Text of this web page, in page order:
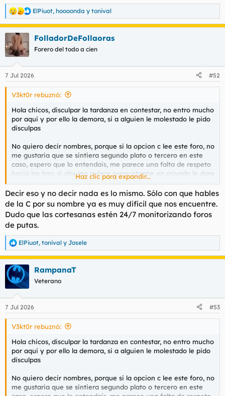
R
e
a
c
i
e
s
ElPiuot, hoooonda y tonival
FolladorDeFollaoras
Forero del todo a cien
7 Jul 2026 #52
V3kt0r rebuznó:
Hola chicos, disculpar la tardanza en contestar, no entro mucho
por aqui y por ello la demora, si a alguien le molestado le pido
disculpas
No quiero decir nombres, porque si la opcion c lee este foro, no
me gustaria que se sintiera segundo plato o tercero en este
caso, espero que lo entendais, me parece una falta de respeto
hacia las tres, si alguien quiere preguntarme en privado le dare
informacion de quienes son y como fue la experiancia
Se trata de una brasileña, conocida y con muy buenos
comentarios, en cuanto a la opcion B, le vere en algun
momento, mi condicion economica no me permite ir todas las
semanas, asi que debo acertar si o si en mis salidas, por eso lo
de la pregunta en ningun momento quise haceros perder el
tiempo y para mi si era importante saber vuestras opiniones
Que finalmente las visite a las 3, pues seguro, pero se
demorara en el tiempo
Capitan Alatriste, en ningum momento quise hacer perder el
tiempo a nadie, siempre que he pensado que mi experiencia
pudiera ayudar a alguien he dado mi opinion, y he escrito
algun FT tambien, pero si tu piensas que no se me tiene que
hacer caso... bueno, repito, no entro mucho y la verdad es que
tenido este hilo
Repito las gracias a todos aquello que han opinado y me han
me han parecido muy instructivos
Haz clic para expandir...
Decir eso y no decir nada es lo mismo. Sólo con que hables
de la C por su nombre ya es muy difícil que nos encuentre.
Dudo que las cortesanas estén 24/7 monitorizando foros
de putas.
R
e
a
c
c
i
e
s
ElPiuot, tonival y Josele
RampanaT
Veterano
7 Jul 2026 #53
V3kt0r rebuznó:
Hola chicos, disculpar la tardanza en contestar, no entro mucho
por aqui y por ello la demora, si a alguien le molestado le pido
disculpas
No quiero decir nombres, porque si la opcion c lee este foro, no
me gustaria que se sintiera segundo plato o tercero en este